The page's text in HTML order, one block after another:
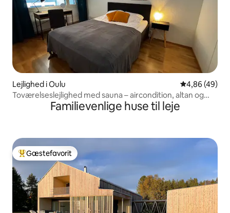
Lejlighed i Oulu 4,86 ud af 5 i
4,86 (49)
Toværelseslejlighed med sauna – aircondition, altan og
parkeringspladsFamilievenlige huse til leje
Bedste gæstefavorit
Gæstefavorit